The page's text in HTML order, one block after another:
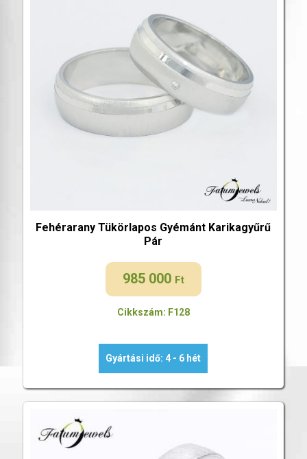
Fehérarany Tükörlapos Gyémánt Karikagyűrű
Pár
985 000 Ft
Cikkszám: F128
Gyártási idő: 4 - 6 hét